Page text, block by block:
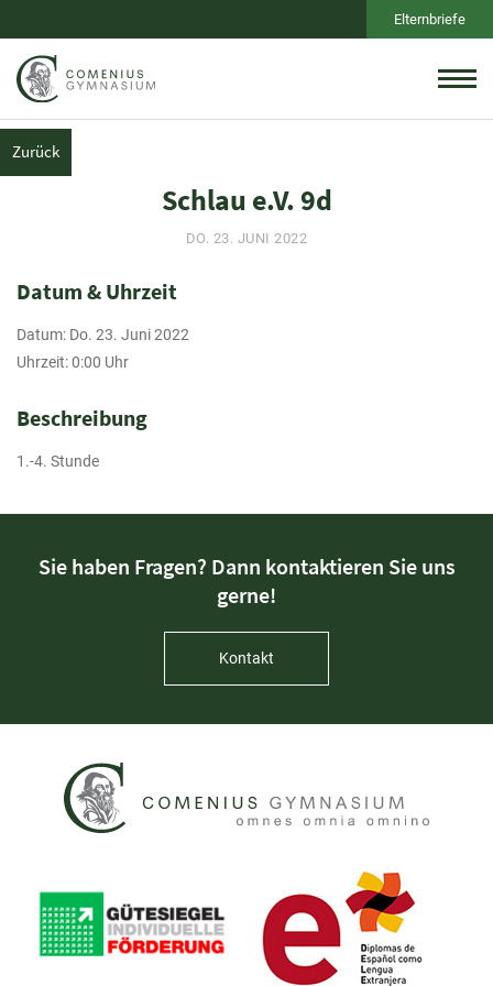
Elternbriefe
Zurück
Schlau e.V. 9d
DO. 23. JUNI 2022
Datum & Uhrzeit
Datum: Do. 23. Juni 2022
Uhrzeit: 0:00 Uhr
Beschreibung
1.-4. Stunde
Sie haben Fragen? Dann kontaktieren Sie uns
gerne!
Kontakt